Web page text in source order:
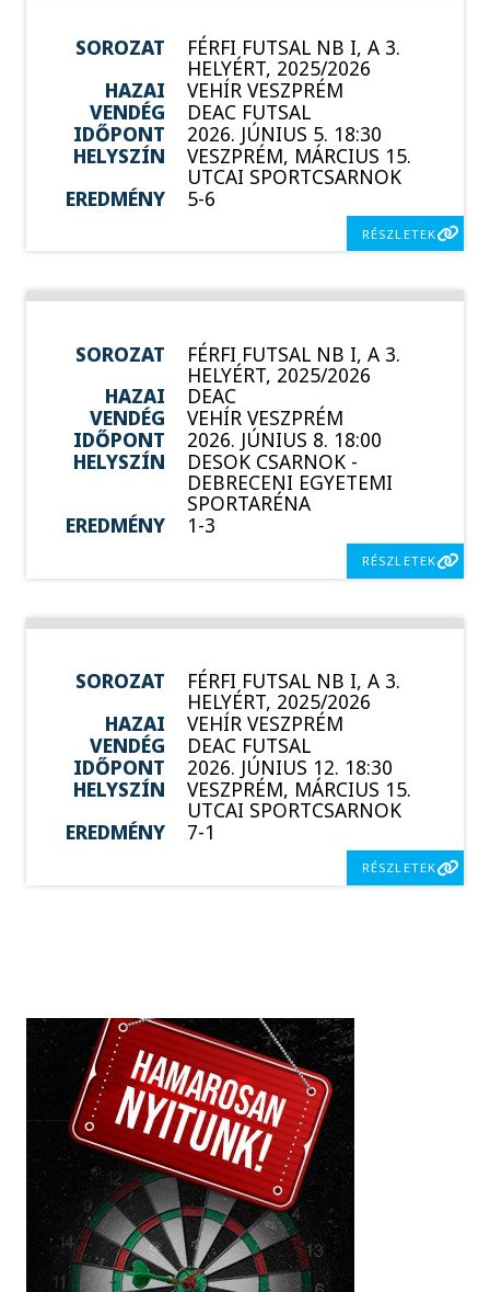
SOROZAT FÉRFI FUTSAL NB I, A 3.
HELYÉRT, 2025/2026
HAZAI
VEHÍR VESZPRÉM
VENDÉG
DEAC FUTSAL
IDŐPONT
2026. JÚNIUS 5. 18:30
HELYSZÍN
VESZPRÉM, MÁRCIUS 15.
UTCAI SPORTCSARNOK
EREDMÉNY
5-6
RÉSZLETEK
SOROZAT FÉRFI FUTSAL NB I, A 3.
HELYÉRT, 2025/2026
HAZAI
DEAC
VENDÉG
VEHÍR VESZPRÉM
IDŐPONT
2026. JÚNIUS 8. 18:00
HELYSZÍN
DESOK CSARNOK -
DEBRECENI EGYETEMI
SPORTARÉNA
EREDMÉNY
1-3
RÉSZLETEK
SOROZAT FÉRFI FUTSAL NB I, A 3.
HELYÉRT, 2025/2026
HAZAI
VEHÍR VESZPRÉM
VENDÉG
DEAC FUTSAL
IDŐPONT
2026. JÚNIUS 12. 18:30
HELYSZÍN
VESZPRÉM, MÁRCIUS 15.
UTCAI SPORTCSARNOK
EREDMÉNY
7-1
RÉSZLETEK